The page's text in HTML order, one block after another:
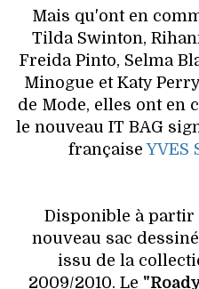
LIEUX
JEUNES
HISTOIRE
Mais qu'ont en
Tilda Swinton,
Freida Pinto, Selma
Minogue et Katy
de Mode, elles ont en
le nouveau IT BAG
françaiseYVES
Disponible à partir
nouveau sac
issu de la
2009/2010. Le